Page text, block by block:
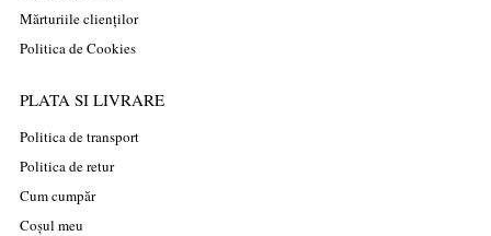
Mărturiile clienților
Politica de Cookies
PLATA SI LIVRARE
Politica de transport
Politica de retur
Cum cumpăr
Coșul meu